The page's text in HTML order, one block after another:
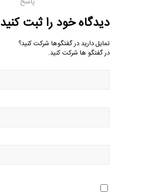
دیدگاه خود را ثبت کنید
تمایل دارید در گفتگوها شرکت کنید؟
در گفتگو ها شرکت کنید.